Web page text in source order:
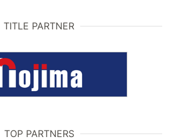
TITLE PARTNER
TOP PARTNERS